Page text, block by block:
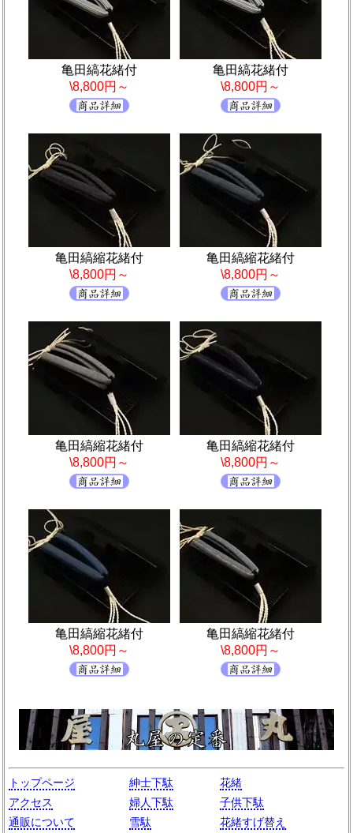
亀田縞花緒付
\8,800円～
亀田縞花緒付
\8,800円～
亀田縞縮花緒付
\8,800円～
亀田縞縮花緒付
\8,800円～
亀田縞縮花緒付
\8,800円～
亀田縞縮花緒付
\8,800円～
亀田縞縮花緒付
\8,800円～
亀田縞縮花緒付
\8,800円～
トップページ
アクセス
通販について
紳士下駄
婦人下駄
雪駄
花緒
子供下駄
花緒すげ替え